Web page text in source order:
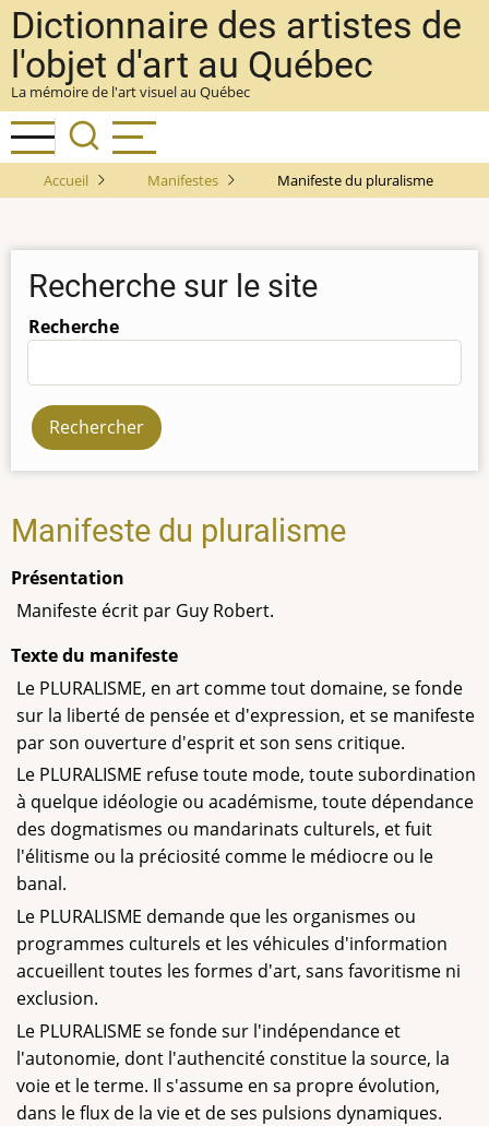
Aller
au
contenu
principal
Dictionnaire des artistes de
l'objet d'art au Québec
La mémoire de l'art visuel au Québec
Accueil Manifestes Manifeste du pluralisme
Recherche sur le site
Recherche
Manifeste du pluralisme
Présentation
Manifeste écrit par Guy Robert.
Texte du manifeste
Le PLURALISME, en art comme tout domaine, se fonde
sur la liberté de pensée et d'expression, et se manifeste
par son ouverture d'esprit et son sens critique.
Le PLURALISME refuse toute mode, toute subordination
à quelque idéologie ou académisme, toute dépendance
des dogmatismes ou mandarinats culturels, etfuit
l'élitisme ou la préciosité comme le médiocre ou le
banal.
Le PLURALISME demande que les organismes ou
programmes culturels et les véhicules d'information
accueillent toutes les formes d'art, sans favoritisme ni
exclusion.
Le PLURALISME se fonde sur l'indépendance et
l'autonomie, dont l'authencité constitue la source, la
voie et le terme. Il s'assume en sa propre évolution,
dans le flux de la vie et de ses pulsions dynamiques.